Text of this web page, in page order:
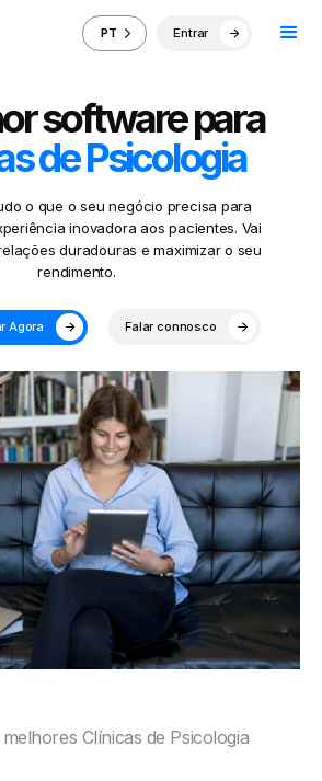
PT Entrar
software para
de Psicologia
o que o seu negócio precisa para
inovadora aos pacientes. Vai
duradouras e maximizar o seu
rendimento.
Agora Falar connosco
Clínicas de Psicologia